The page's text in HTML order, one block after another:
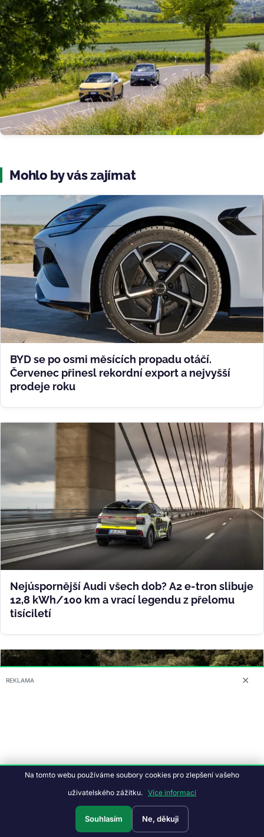
Mohlo by vás zajímat
BYD se po osmi měsících propadu otáčí.
Červenec přinesl rekordní export a nejvyšší
prodeje roku
Nejúspornější Audi všech dob? A2 e-tron slibuje
12,8 kWh/100 km a vrací legendu z přelomu
tisíciletí
Lucid Gravity přepsal Guinnessovku. 61 DJů a
osm hodin hudby na jedno nabití elektromobilu
REKLAMA ✕
Na tomto webu používáme soubory cookies pro zlepšení vašeho
uživatelského zážitku. Více informací
Souhlasím Ne, děkuji